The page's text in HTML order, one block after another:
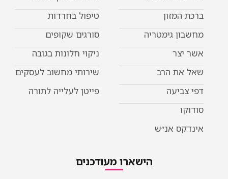
גימטריה
אנ״ש
טיפול בחרדות
סורגים שקופים
ניקוי חלונות בגובה
שירותי מחשוב לעסקים
פייטן לעלייה לתורה
הישארו מעודכנים